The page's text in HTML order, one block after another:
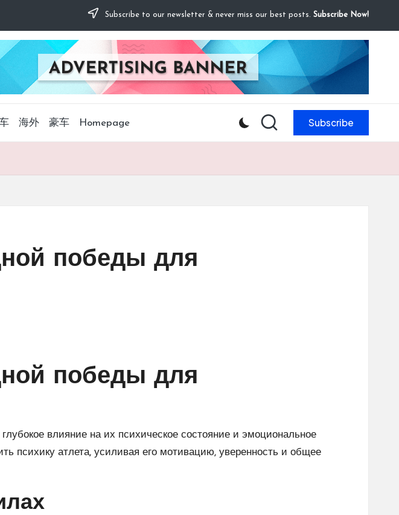
Subscribe to our newsletter & never miss our best posts. Subscribe Now!
海外 豪车 Homepage Subscribe
победы для
победы для
влияние на их психическое состояние и эмоциональное
психику атлета, усиливая его мотивацию, уверенность и общее